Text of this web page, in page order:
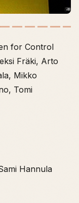
for Control
Fräki, Arto
Mikko
Tomi
Hannula